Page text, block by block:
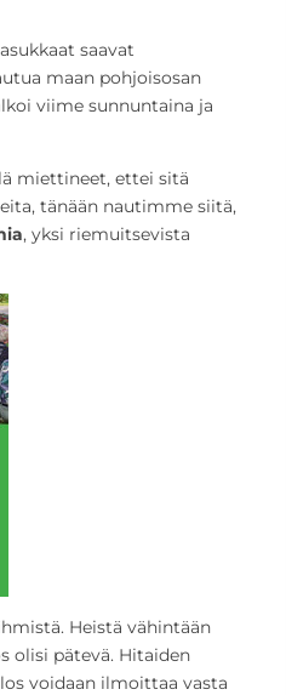
saavat
maan pohjoisosan
viime sunnuntaina ja
miettineet, ettei sitä
tänään nautimme siitä,
, yksi riemuitsevista
Heistä vähintään
olisi pätevä. Hitaiden
voidaan ilmoittaa vasta